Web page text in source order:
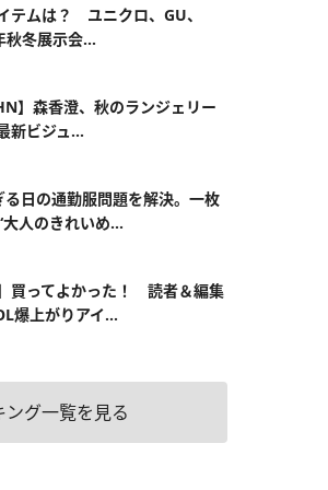
テムは？ ユニクロ、GU、
秋冬展示会...
】森香澄、秋のランジェリー
新ビジュ...
る日の通勤服問題を解決。一枚
人のきれいめ...
】買ってよかった！ 読者＆編集
爆上がりアイ...
ング一覧を見る